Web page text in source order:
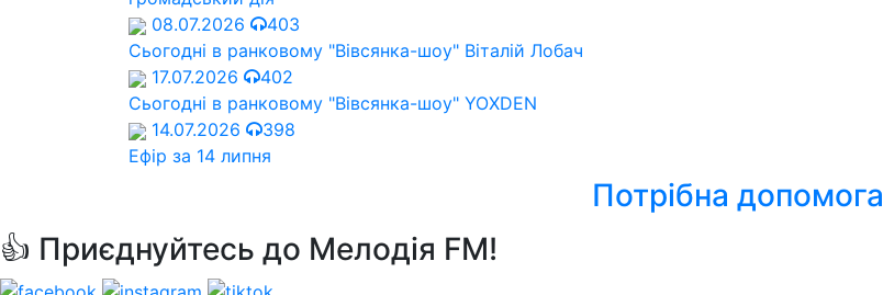
08.07.2026
403
Сьогодні в ранковому "Вівсянка-шоу" Віталій Лобач
17.07.2026
402
Сьогодні в ранковому "Вівсянка-шоу" YOXDEN
14.07.2026
398
Ефір за 14 липня
Потрібна допомога
👍 Приєднуйтесь до Мелодія FM!